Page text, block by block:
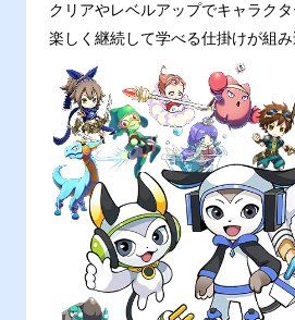
クリアやレベルアップでキャラクタ
楽しく継続して学べる仕掛けが組み